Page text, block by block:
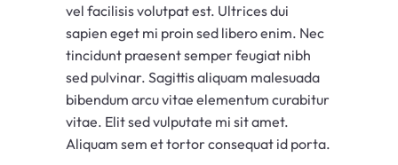
vel facilisis volutpat est. Ultrices dui
sapien eget mi proin sed libero enim. Nec
tincidunt praesent semper feugiat nibh
sed pulvinar. Sagittis aliquam malesuada
bibendum arcu vitae elementum curabitur
vitae. Elit sed vulputate mi sit amet.
Aliquam sem et tortor consequat id porta.